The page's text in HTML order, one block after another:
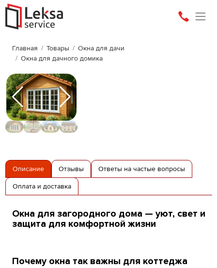
Главная Товары
Окна для дачи
Окна для дачного домика
Описание Отзывы Ответы на частые вопросы
Оплата и доставка
Окна для загородного дома — уют, свет и
защита для комфортной жизни
Почему окна так важны для коттеджа